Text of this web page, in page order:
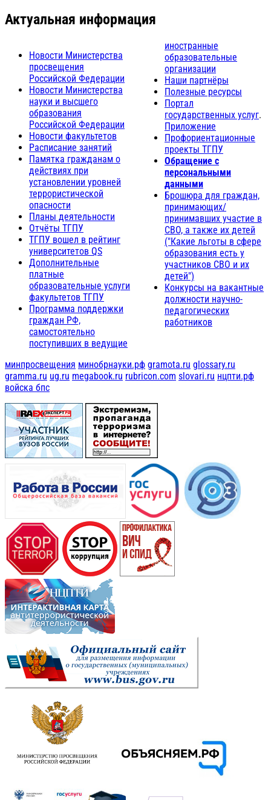
Актуальная информация
Новости Министерства
просвещения
Российской Федерации
Новости Министерства
науки и высшего
образования
Российской Федерации
Новости факультетов
Расписание занятий
Памятка гражданам о
действиях при
установлении уровней
террористической
опасности
Планы деятельности
Отчёты ТГПУ
ТГПУ вошел в рейтинг
университетов QS
Дополнительные
платные
образовательные услуги
факультетов ТГПУ
Программа поддержки
граждан РФ,
самостоятельно
поступивших в ведущие
иностранные
образовательные
организации
Наши партнёры
Полезные ресурсы
Портал
государственных услуг.
Приложение
Профориентационные
проекты ТГПУ
Обращение с
персональными
данными
Брошюра для граждан,
принимающих/
принимавших участие в
СВО, а также их детей
("Какие льготы в сфере
образования есть у
участников СВО и их
детей")
Конкурсы на вакантные
должности научно-
педагогических
работников
минпросвещения минобрнауки.рф gramota.ru glossary.ru
gramma.ru ug.ru megabook.ru rubricon.com slovari.ru нцпти.рф
войска бпс